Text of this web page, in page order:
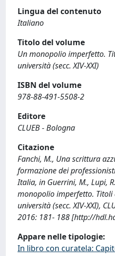
Lingua del contenuto
Italiano
Titolo del volume
Un monopolio imperfetto.
università (secc. XIV-XXI)
ISBN del volume
978-88-491-5508-2
Editore
CLUEB - Bologna
Citazione
Fanchi, M., Una scrittura
formazione dei
Italia, in Guerrini, M., Lupi,
monopolio imperfetto. Titoli
università (secc. XIV-XXI),
2016: 181- 188 [http://
Appare nelle tipologie:
In libro con curatela: